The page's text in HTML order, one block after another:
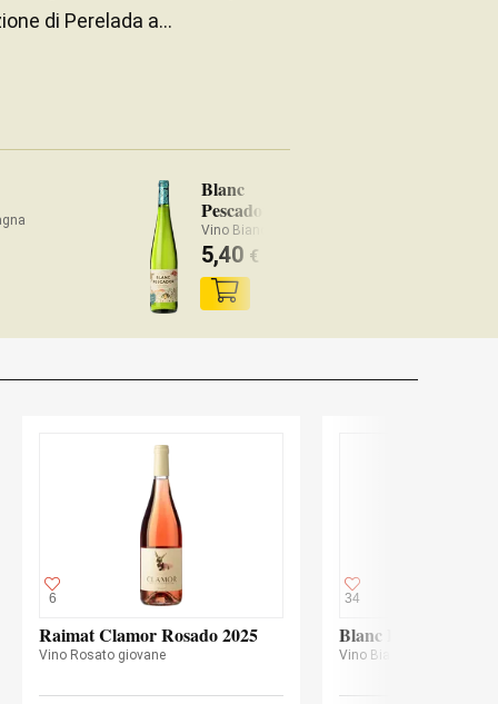
di Perelada a...
Blanc
Pescador
Vino Bianco Spagna
5,40 €
6
Raimat Clamor Rosado 2025
Vino Rosato giovane
34
Blanc Pescador
Vino Bianco